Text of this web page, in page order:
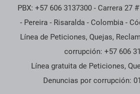
PBX: +57 606 3137300 - Carrera 27
- Pereira - Risaralda - Colombia -
Línea de Peticiones, Quejas,
corrupción: +57 606
Línea gratuita de Peticiones,
Denuncias por corrupción: